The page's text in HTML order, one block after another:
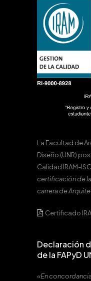
La Facultad de
Diseño (UNR)
Calidad IRAM-
certificación de
carrera de
Certificado
Declaración
de la FAPyD
«En